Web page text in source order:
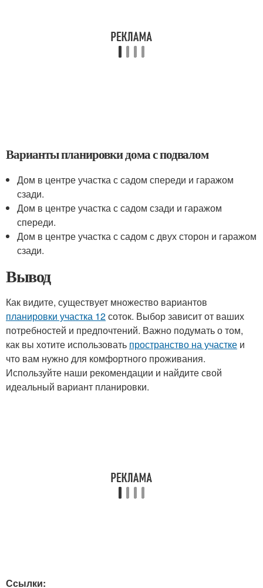
Варианты планировки дома с подвалом
Дом в центре участка с садом спереди и гаражом
сзади.
Дом в центре участка с садом сзади и гаражом
спереди.
Дом в центре участка с садом с двух сторон и гаражом
сзади.
Вывод
Как видите, существует множество вариантов
планировки участка 12соток. Выбор зависит от ваших
потребностей и предпочтений. Важно подумать о том,
как вы хотите использовать пространство на участке и
что вам нужно для комфортного проживания.
Используйте наши рекомендации и найдите свой
идеальный вариант планировки.
Ссылки: